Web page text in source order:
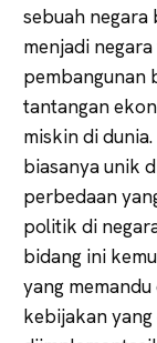
sebuah
menjadi
pembangunan
tantangan
miskin di
biasanya unik
perbedaan
politik di
bidang ini
yang
kebijakan